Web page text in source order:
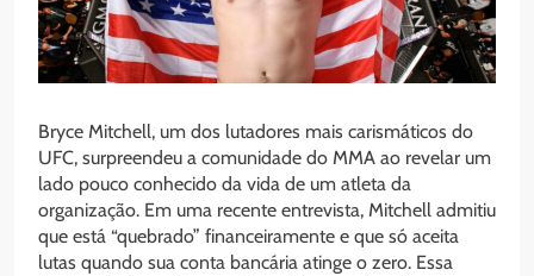
Bryce Mitchell, um dos lutadores mais carismáticos do
UFC, surpreendeu a comunidade do MMA ao revelar um
lado pouco conhecido da vida de um atleta da
organização. Em uma recente entrevista, Mitchell admitiu
que está “quebrado” financeiramente e que só aceita
lutas quando sua conta bancária atinge o zero. Essa